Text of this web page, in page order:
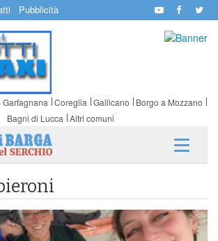
Pubblicità
Coreglia Gallicano
Borgo a Mozzano
Bagni di Lucca Altri comuni